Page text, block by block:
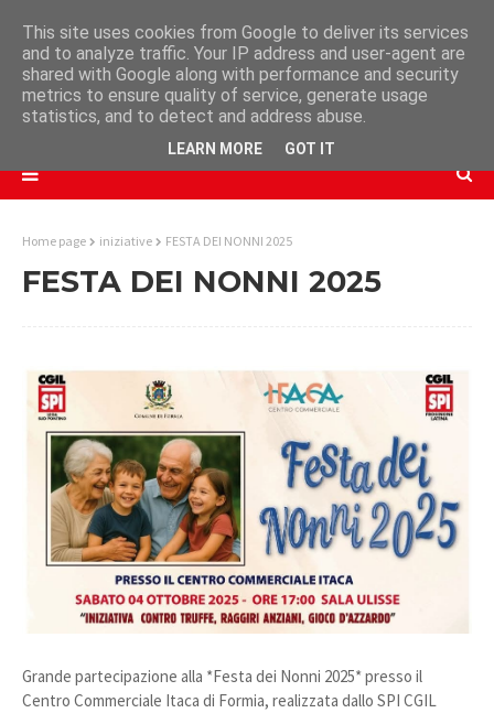
Home page iniziative FESTA DEI NONNI 2025
FESTA DEI NONNI 2025
Grande partecipazione alla *Festa dei Nonni 2025* presso il
Centro Commerciale Itaca di Formia, realizzata dallo SPI CGIL
This site uses cookies from Google to deliver its services
and to analyze traffic. Your IP address and user-agent are
shared with Google along with performance and security
metrics to ensure quality of service, generate usage
statistics, and to detect and address abuse.
LEARN MORE GOT IT